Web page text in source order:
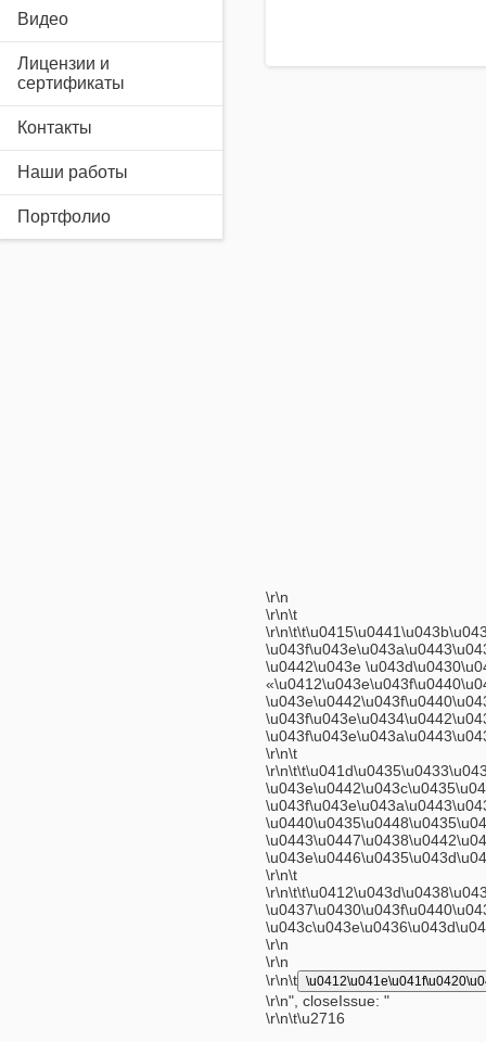
Видео
Лицензии и
сертификаты
Контакты
Наши работы
Портфолио
\r\n
\r\n\t
\u0442\u043e
\r\n\t
\r\n\t
\r\n
\r\n
\r\n\t
\r\n", closeIssue: "
\r\n\t\u2716